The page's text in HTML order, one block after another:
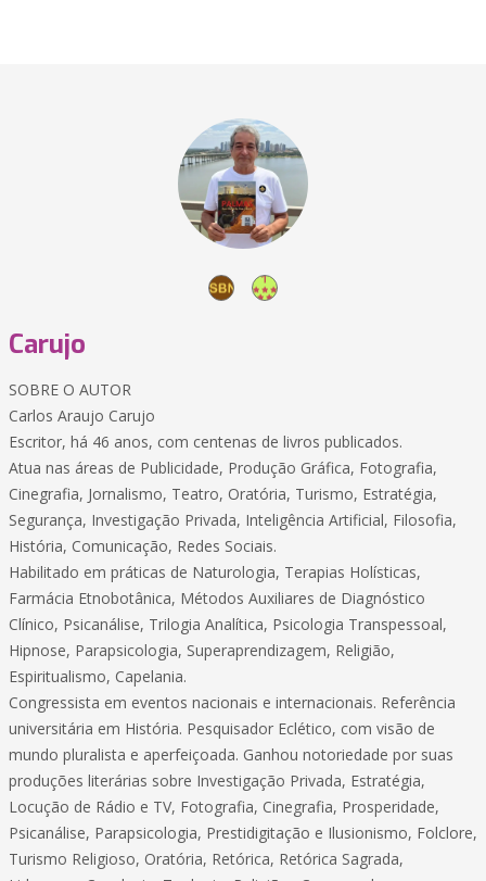
Carujo
SOBRE O AUTOR
Carlos Araujo Carujo
Escritor, há 46 anos, com centenas de livros publicados.
Atua nas áreas de Publicidade, Produção Gráfica, Fotografia,
Cinegrafia, Jornalismo, Teatro, Oratória, Turismo, Estratégia,
Segurança, Investigação Privada, Inteligência Artificial, Filosofia,
História, Comunicação, Redes Sociais.
Habilitado em práticas de Naturologia, Terapias Holísticas,
Farmácia Etnobotânica, Métodos Auxiliares de Diagnóstico
Clínico, Psicanálise, Trilogia Analítica, Psicologia Transpessoal,
Hipnose, Parapsicologia, Superaprendizagem, Religião,
Espiritualismo, Capelania.
Congressista em eventos nacionais e internacionais. Referência
universitária em História. Pesquisador Eclético, com visão de
mundo pluralista e aperfeiçoada. Ganhou notoriedade por suas
produções literárias sobre Investigação Privada, Estratégia,
Locução de Rádio e TV, Fotografia, Cinegrafia, Prosperidade,
Psicanálise, Parapsicologia, Prestidigitação e Ilusionismo, Folclore,
Turismo Religioso, Oratória, Retórica, Retórica Sagrada,